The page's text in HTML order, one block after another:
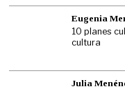
Eugenia
10 planes
cultura
Julia